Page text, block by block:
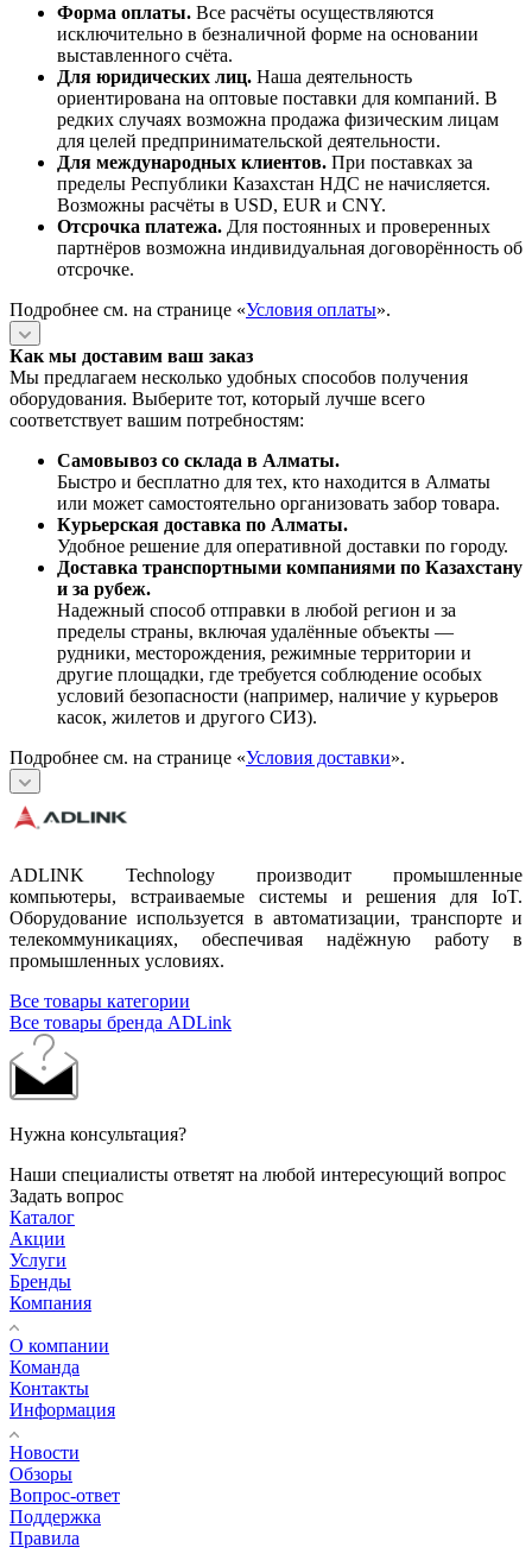
Форма оплаты. Все расчёты осуществляются
исключительно в безналичной форме на основании
выставленного счёта.
Для юридических лиц. Наша деятельность
ориентирована на оптовые поставки для компаний. В
редких случаях возможна продажа физическим лицам
для целей предпринимательской деятельности.
Для международных клиентов. При поставках за
пределы Республики Казахстан НДС не начисляется.
Возможны расчёты в USD, EUR и CNY.
Отсрочка платежа. Для постоянных и проверенных
партнёров возможна индивидуальная договорённость об
отсрочке.
Подробнее см. на странице «Условия оплаты».
Как мы доставим ваш заказ
Мы предлагаем несколько удобных способов получения
оборудования. Выберите тот, который лучше всего
соответствует вашим потребностям:
Самовывоз со склада в Алматы.
Быстро и бесплатно для тех, кто находится в Алматы
или может самостоятельно организовать забор товара.
Курьерская доставка по Алматы.
Удобное решение для оперативной доставки по городу.
Доставка транспортными компаниями по Казахстану
и за рубеж.
Надежный способ отправки в любой регион и за
пределы страны, включая удалённые объекты —
рудники, месторождения, режимные территории и
другие площадки, где требуется соблюдение особых
условий безопасности (например, наличие у курьеров
касок, жилетов и другого СИЗ).
Подробнее см. на странице «Условия доставки».
ADLINK Technology производит промышленные
компьютеры, встраиваемые системы и решения для IoT.
Оборудование используется в автоматизации, транспорте и
телекоммуникациях, обеспечивая надёжную работу в
промышленных условиях.
Все товары категории
Все товары бренда ADLink
Нужна консультация?
Наши специалисты ответят на любой интересующий вопрос
Задать вопрос
Каталог
Акции
Услуги
Бренды
Компания
О компании
Команда
Контакты
Информация
Новости
Обзоры
Вопрос-ответ
Поддержка
Правила